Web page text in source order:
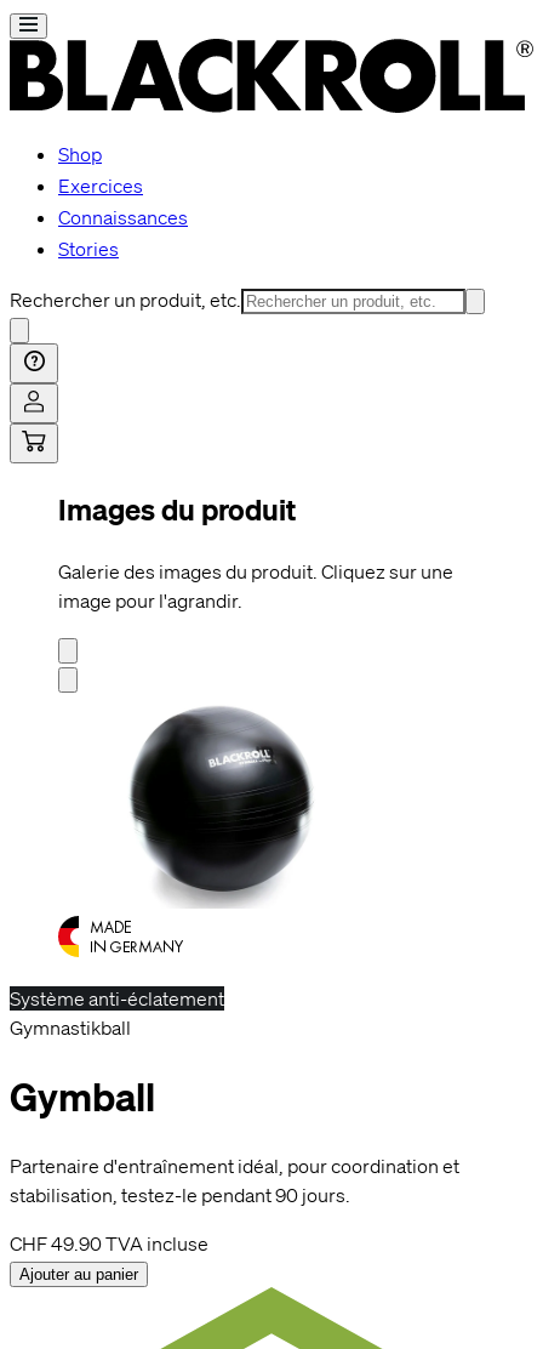
Shop
Exercices
Connaissances
Stories
Rechercher un produit, etc.
Images du produit
Galerie des images du produit. Cliquez sur une
image pour l'agrandir.
Système anti-éclatement
Gymnastikball
Gymball
Partenaire d'entraînement idéal, pour coordination et
stabilisation, testez-le pendant 90 jours.
CHF 49.90TVA incluse
Ajouter au panier